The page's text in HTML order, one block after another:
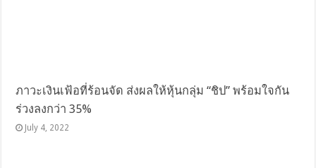
ภาวะเงินเฟ้อที่ร้อนจัด ส่งผลให้หุ้นกลุ่ม “ชิป” พร้อมใจกัน
ร่วงลงกว่า 35%
July 4, 2022